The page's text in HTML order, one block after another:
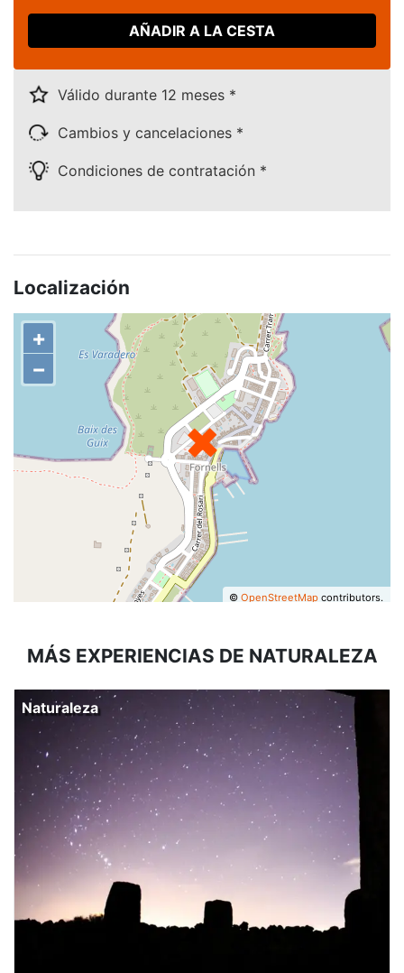
AÑADIR A LA CESTA
Válido durante 12 meses *
Cambios y cancelaciones *
Condiciones de contratación *
Localización
+
−
©OpenStreetMap contributors.
MÁS EXPERIENCIAS DE NATURALEZA
Naturaleza